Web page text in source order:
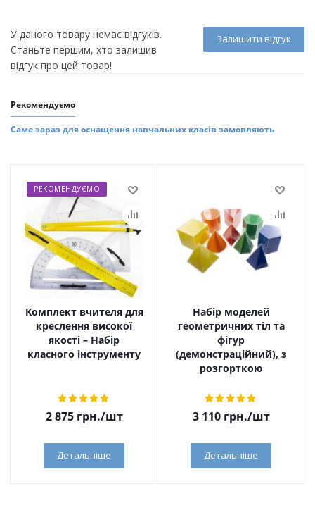
Залишити відгук
У даного товару немає відгуків.
Станьте першим, хто залишив
відгук про цей товар!
Рекомендуємо
Саме зараз для оснащення навчальних класів замовляють
РЕКОМЕНДУЄМО
Комплект вчителя для
креслення високої
якості – Набір
класного інструменту
2 875грн./шт
Детальніше
Набір моделей
геометричних тіл та
фігур
(демонстраційний), з
розгорткою
3 110грн./шт
Детальніше